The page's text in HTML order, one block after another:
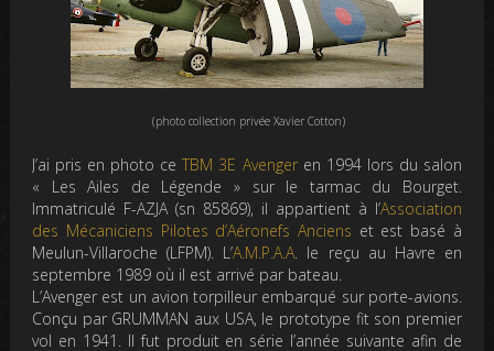
(photo collection privée Xavier Cotton)
J’ai pris en photo ceTBM 3E Avengeren 1994 lors du salon
« Les Ailes de Légende » sur le tarmac du Bourget.
Immatriculé F-AZJA (sn 85869), il appartient à l’Association
des Mécaniciens Pilotes d’Aéronefs Anciens et est basé à
Meulun-Villaroche (LFPM). L’A.M.P.A.A. le reçu au Havre en
septembre 1989 où il est arrivé par bateau.
L’Avenger est un avion torpilleur embarqué sur porte-avions.
Conçu par GRUMMAN aux USA, le prototype fit son premier
vol en 1941. Il fut produit en série l’année suivante afin de